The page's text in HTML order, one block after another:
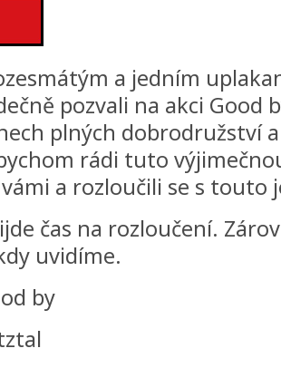
a jedním
pozvali na akci Good
plných dobrodružství
rádi tuto
a rozloučili se s touto
čas na rozloučení.
uvidíme.
by